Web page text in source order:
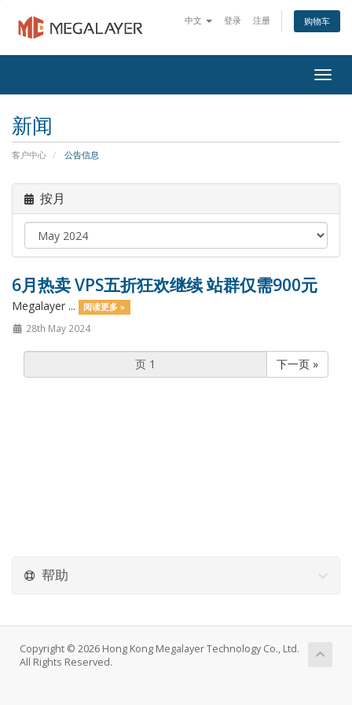
中文 登录 注册 购物车
新闻
客户中心 公告信息
按月
6月热卖 VPS五折狂欢继续 站群仅需900元
Megalayer ... 阅读更多 »
28th May 2024
下一页 »
帮助
Copyright © 2026 Hong Kong Megalayer Technology Co., Ltd.
All Rights Reserved.